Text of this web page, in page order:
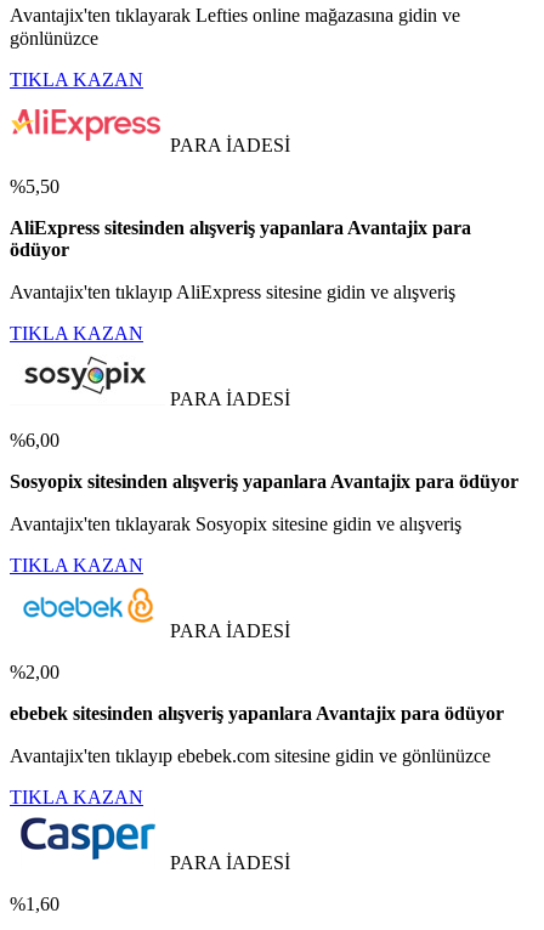
Avantajix'ten tıklayarak Lefties online mağazasına gidin ve
gönlünüzce
TIKLA KAZAN
PARA İADESİ
%5,50
AliExpress sitesinden alışveriş yapanlara Avantajix para
ödüyor
Avantajix'ten tıklayıp AliExpress sitesine gidin ve alışveriş
TIKLA KAZAN
PARA İADESİ
%6,00
Sosyopix sitesinden alışveriş yapanlara Avantajix para ödüyor
Avantajix'ten tıklayarak Sosyopix sitesine gidin ve alışveriş
TIKLA KAZAN
PARA İADESİ
%2,00
ebebek sitesinden alışveriş yapanlara Avantajix para ödüyor
Avantajix'ten tıklayıp ebebek.com sitesine gidin ve gönlünüzce
TIKLA KAZAN
PARA İADESİ
%1,60